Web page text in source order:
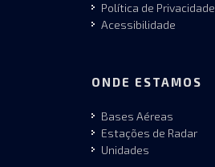
Política de Privacidade
Acessibilidade
ONDE ESTAMOS
Bases Aéreas
Estações de Radar
Unidades